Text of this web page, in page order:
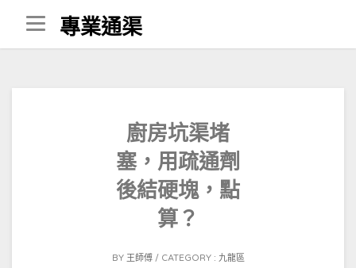
Skip
to
專業通渠
廚房坑渠堵
塞，用疏通劑
後結硬塊，點
算？
BY 王師傅
POSTED
CATEGORY : 九龍區